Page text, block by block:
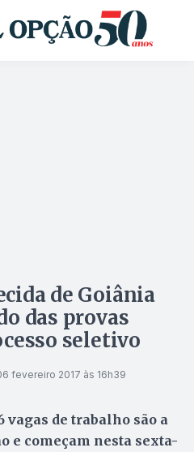
de Goiânia
das provas
seletivo
fevereiro 2017 às 16h39
vagas de trabalho são a
e começam nesta sexta-